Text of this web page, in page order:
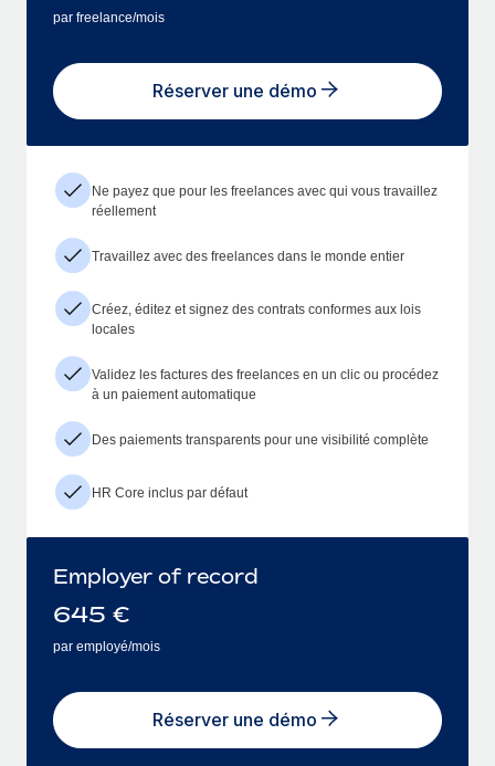
par freelance/mois
Réserver une démo
Ne payez que pour les freelances avec qui vous travaillez
réellement
Travaillez avec des freelances dans le monde entier
Créez, éditez et signez des contrats conformes aux lois
locales
Validez les factures des freelances en un clic ou procédez
à un paiement automatique
Des paiements transparents pour une visibilité complète
HR Core inclus par défaut
Employer of record
645 €
par employé/mois
Réserver une démo